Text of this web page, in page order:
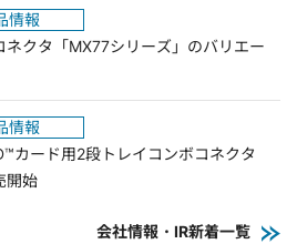
情報
ネクタ「MX77シリーズ」のバリエー
情報
カード用2段トレイコンボコネクタ
開始
会社情報・IR新着一覧